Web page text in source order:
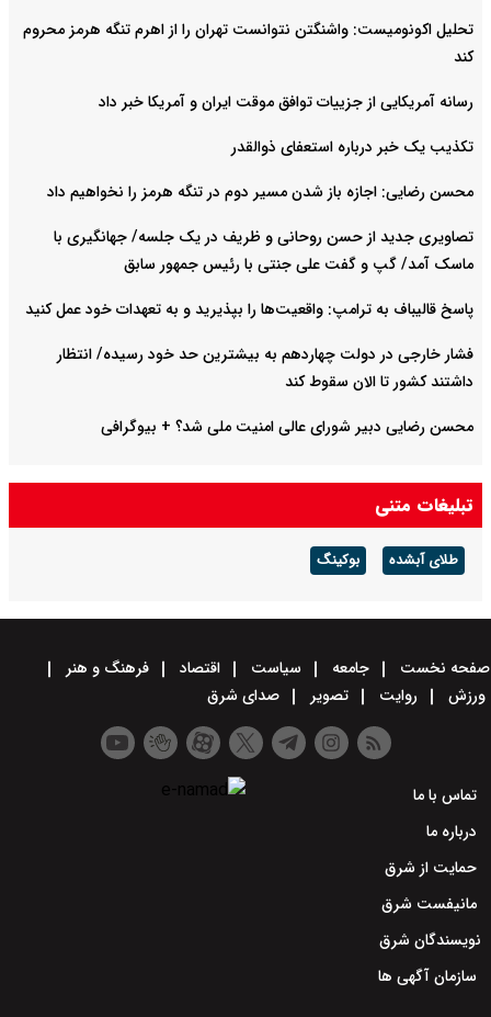
تحلیل اکونومیست: واشنگتن نتوانست تهران را از اهرم تنگه هرمز محروم
کند
رسانه آمریکایی از جزییات توافق موقت ایران و آمریکا خبر داد
تکذیب یک خبر درباره استعفای ذوالقدر
محسن رضایی: اجازه باز شدن مسیر دوم در تنگه هرمز را نخواهیم داد
تصاویری جدید از حسن روحانی و ظریف در یک جلسه/ جهانگیری با
ماسک آمد/ گپ و گفت علی جنتی با رئیس جمهور سابق
پاسخ قالیباف به ترامپ: واقعیت‌ها را بپذیرید و به تعهدات خود عمل کنید
فشار خارجی در دولت چهاردهم به بیشترین حد خود رسیده/ انتظار
داشتند کشور تا الان سقوط کند
محسن رضایی دبیر شورای عالی امنیت ملی شد؟ + بیوگرافی
تبلیغات متنی
طلای آبشده بوکینگ
صفحه نخست جامعه سیاست اقتصاد
فرهنگ و هنر
ورزش
روایت تصویر صدای شرق
تماس با ما
درباره ما
حمایت از شرق
مانیفست شرق
نویسندگان شرق
سازمان آگهی ها